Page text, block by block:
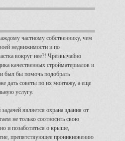
частному собственнику, чем
недвижимости и по
вокруг нее?! Чрезвычайно
качественных стройматериалов и
был бы помочь подобрать
дать советы по их монтажу, а еще
услугу.
является охрана здания от
не только соотносить свою
и позаботиться о крыше,
препятствующее проникновению